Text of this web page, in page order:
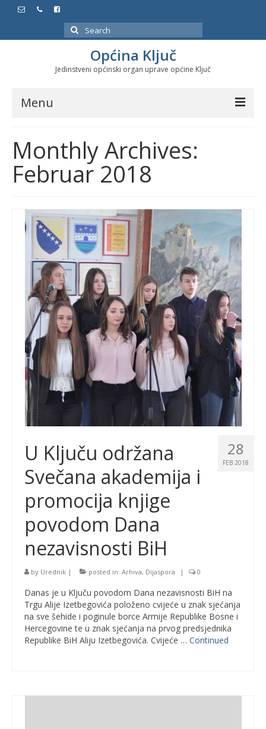
Search
for:
Općina Ključ
Jedinstveni općinski organ uprave općine Ključ
Menu
Službeni glasnici
Javne nabavke
Značajni datumi i manifestacije
Program energetske efikasnosti u stambenom
sektoru
Monthly Archives:
Februar 2018
28
FEB 2018
U Ključu održana
Svečana akademija i
promocija knjige
povodom Dana
nezavisnosti BiH
by Urednik | posted in: Arhiva, Dijaspora | 0
Danas je u Ključu povodom Dana nezavisnosti BiH na
Trgu Alije Izetbegovića položeno cvijeće u znak sjećanja
na sve šehide i poginule borce Armije Republike Bosne i
Hercegovine te u znak sjećanja na prvog predsjednika
Republike BiH Aliju Izetbegovića. Cvijeće … Continued